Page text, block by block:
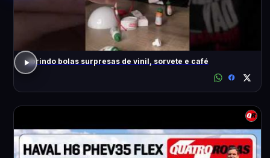
abrindo bolas surpresas de vinil, sorvete e café